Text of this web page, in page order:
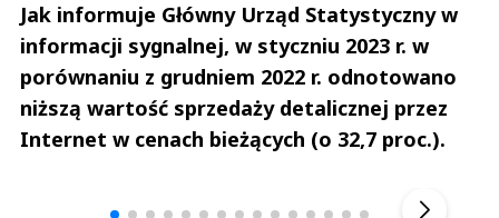
Jak informuje Główny Urząd Statystyczny w
informacji sygnalnej, w styczniu 2023 r. w
porównaniu z grudniem 2022 r. odnotowano
niższą wartość sprzedaży detalicznej przez
Internet w cenach bieżących (o 32,7 proc.).